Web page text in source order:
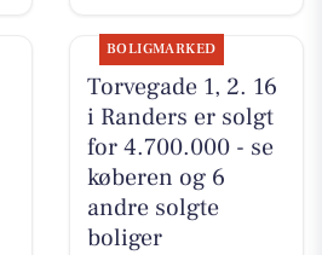
BOLIGMARKED
Torvegade 1, 2. 16
i Randers er solgt
for 4.700.000 - se
køberen og 6
andre solgte
boliger